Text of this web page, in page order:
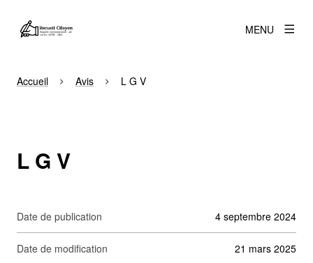
MENU
Accueil Avis L G V
L G V
Date de publication 4 septembre 2024
Date de modification 21 mars 2025